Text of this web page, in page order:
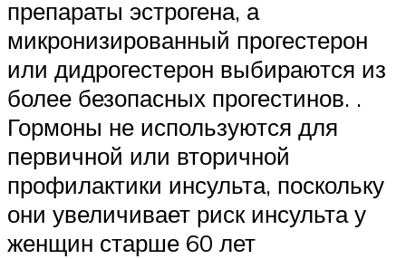
препараты эстрогена, а
микронизированный прогестерон
или дидрогестерон выбираются из
более безопасных прогестинов. .
Гормоны не используются для
первичной или вторичной
профилактики инсульта, поскольку
они увеличивает риск инсульта у
женщин старше 60 лет